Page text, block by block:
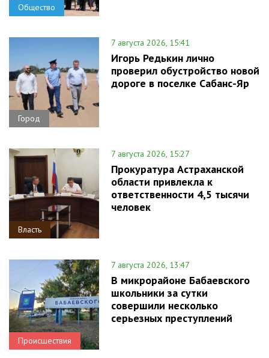
Общество
Город
7 августа 2026, 15:41
Игорь Редькин лично
проверил обустройство новой
дороге в поселке Сабанс-Яр
Власть
7 августа 2026, 15:27
Прокуратура Астраханской
области привлекла к
ответственности 4,5 тысячи
человек
Происшествия
7 августа 2026, 13:47
В микрорайоне Бабаевского
школьники за сутки
совершили несколько
серьезных преступлений